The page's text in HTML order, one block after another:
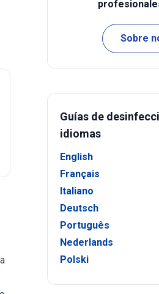
Sobre
Guías de
idiomas
English
Français
Italiano
Deutsch
Português
Nederlands
Polski